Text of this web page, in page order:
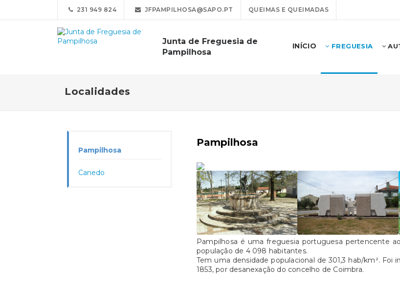
231 949 824 JFPAMPILHOSA@SAPO.PT QUEIMAS E QUEIMADAS
Junta de Freguesia de
Pampilhosa
INÍCIO FREGUESIA
Localidades
Pampilhosa
Canedo
Pampilhosa
Pampilhosa é uma freguesia portuguesa pertencente
população de 4 098 habitantes.
Tem uma densidade populacional de 301,3 hab/km².
1853, por desanexação do concelho de Coimbra.